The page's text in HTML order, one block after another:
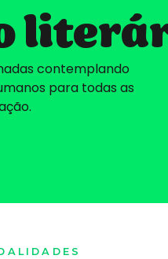
contemplando
para todas as